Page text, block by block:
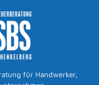
für Handwerker,